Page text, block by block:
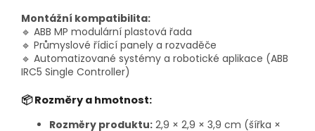
Montážní kompatibilita:
🔹 ABB MP modulární plastová řada
🔹 Průmyslové řídicí panely a rozvaděče
🔹 Automatizované systémy a robotické aplikace (ABB
IRC5 Single Controller)
📦 Rozměry a hmotnost:
Rozměry produktu: 2,9 × 2,9 × 3,9 cm (šířka ×